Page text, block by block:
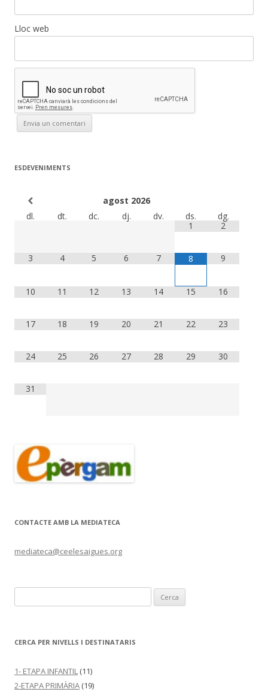
Lloc web
ESDEVENIMENTS
agost 2026
dl.
dt. dc. dj. dv. ds.
dg.
1
2
3 4 5 6 7 8 9
10 11 12 13 14 15 16
17 18 19 20 21 22 23
24 25 26 27 28 29 30
31
CONTACTE AMB LA MEDIATECA
mediateca@ceelesaigues.org
e
CERCA PER NIVELLS I DESTINATARIS
1- ETAPA INFANTIL (11)
2-ETAPA PRIMÀRIA (19)